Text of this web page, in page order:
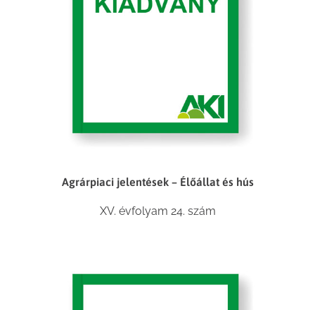
Agrárpiaci jelentések – Élőállat és hús
XV. évfolyam 24. szám